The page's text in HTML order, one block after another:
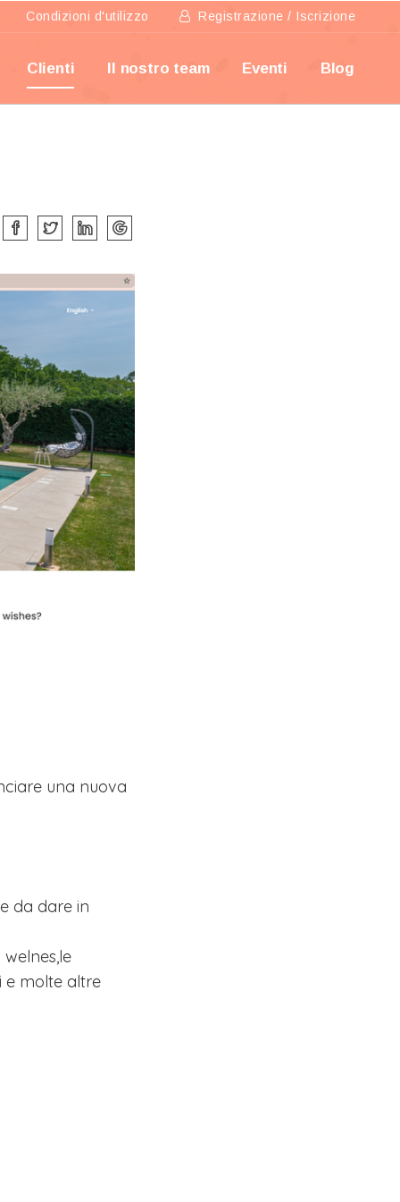
Condizioni d'utilizzo Registrazione / Iscrizione
Clienti Il nostro team Eventi Blog
una nuova
da dare in
e molte altre